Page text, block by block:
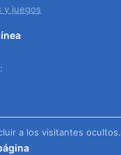
y juegos
a los visitantes ocultos.